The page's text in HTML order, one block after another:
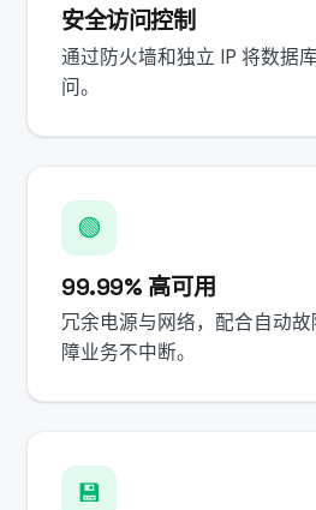
安全访问控制
通过防火墙和独立 IP 将数据
问。
🟢
99.99% 高可用
冗余电源与网络，配合自动
障业务不中断。
💾